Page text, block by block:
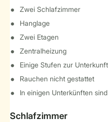
Zwei Schlafzimmer
Hanglage
Zwei Etagen
Zentralheizung
Einige Stufen zur Unterkunft
Rauchen nicht gestattet
In einigen Unterkünften
Schlafzimmer